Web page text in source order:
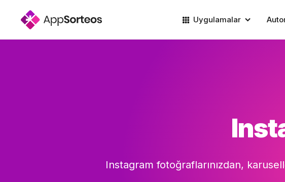
Uygulamalar
Instagram fotoğraflarınızdan,